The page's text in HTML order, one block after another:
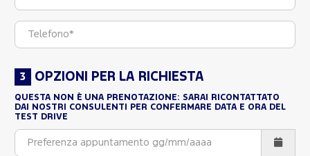
OPZIONI PER LA RICHIESTA
QUESTA NON È UNA PRENOTAZIONE: SARAI RICONTATTATO
DAI NOSTRI CONSULENTI PER CONFERMARE DATA E ORA DEL
TEST DRIVE